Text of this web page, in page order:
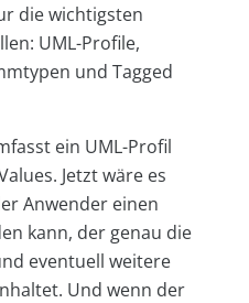
die wichtigsten
UML-Profile,
und Tagged
ein UML-Profil
Jetzt wäre es
Anwender einen
kann, der genau die
eventuell weitere
Und wenn der